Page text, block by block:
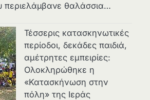
περιελάμβανε θαλάσσια…
Τέσσερις κατασκηνωτικές
περίοδοι, δεκάδες παιδιά,
αμέτρητες εμπειρίες:
Ολοκληρώθηκε η
«Κατασκήνωση στην
πόλη» της Ιεράς